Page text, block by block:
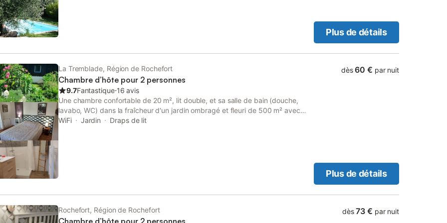
Plus de détails
La Tremblade, Région de Rochefort
Chambre d’hôte pour 2 personnes
9.7Fantastique⋅16 avis
Une chambre confortable de 20 m², lit double, et sa salle de bain (douche,
lavabo, WC) dans la fraîcheur d'un jardin ombragé et fleuri de 500 m² avec
terrasse, possibilité d'un lit pour bébé. Espace abrité pour prendre les repas,
WiFi Jardin Draps de lit
dès 60 € par nuit
Plus de détails
Rochefort, Région de Rochefort
Chambre d’hôte pour 2 personnes
dès 73 € par nuit